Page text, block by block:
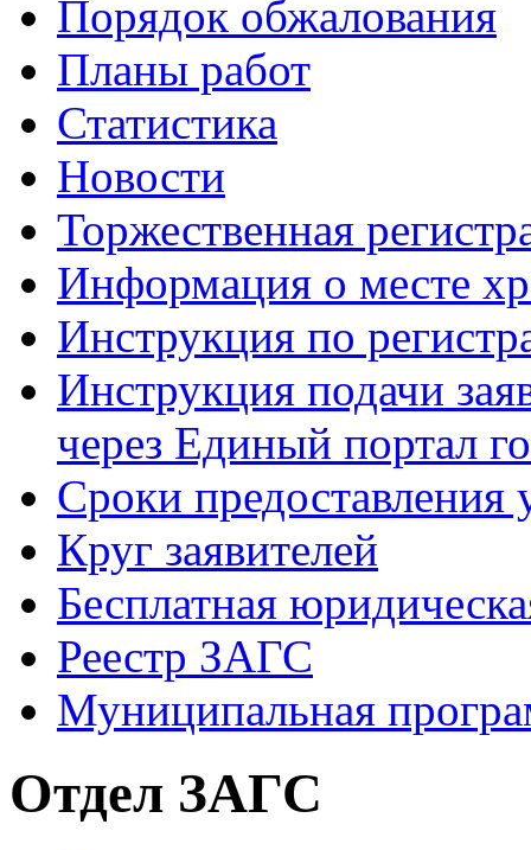
Порядок обжалования
Планы работ
Статистика
Новости
Торжественная
Информация о месте
Инструкция по
Инструкция подачи
через Единый портал
Сроки предоставления
Круг заявителей
Бесплатная
Реестр ЗАГС
Муниципальная
Отдел ЗАГС